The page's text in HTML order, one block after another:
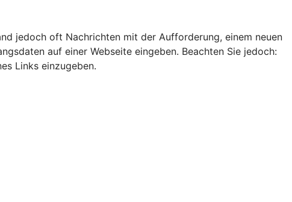
jedoch oft Nachrichten mit der Aufforderung, einem neuen
auf einer Webseite eingeben. Beachten Sie jedoch:
Links einzugeben.